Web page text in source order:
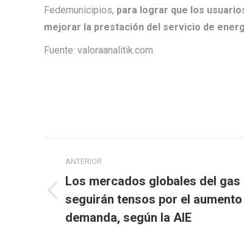
Fedemunicipios, para lograr que los
mejorar la prestación del servicio de
Fuente: valoraanalitik.com
entre
publicaciones
ANTERIOR
Publicación
anterior:
Los mercados globales del gas
seguirán tensos por el aumento
demanda, según la AIE